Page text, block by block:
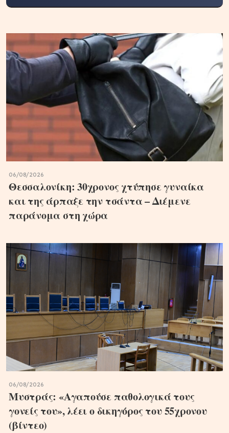
06/08/2026
Θεσσαλονίκη: 30χρονος χτύπησε γυναίκα
και της άρπαξε την τσάντα – Διέμενε
παράνομα στη χώρα
06/08/2026
Μυστράς: «Αγαπούσε παθολογικά τους
γονείς του», λέει ο δικηγόρος του 55χρονου
(βίντεο)